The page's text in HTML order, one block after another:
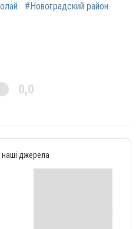
#Новоградский район
0,0
наші джерела